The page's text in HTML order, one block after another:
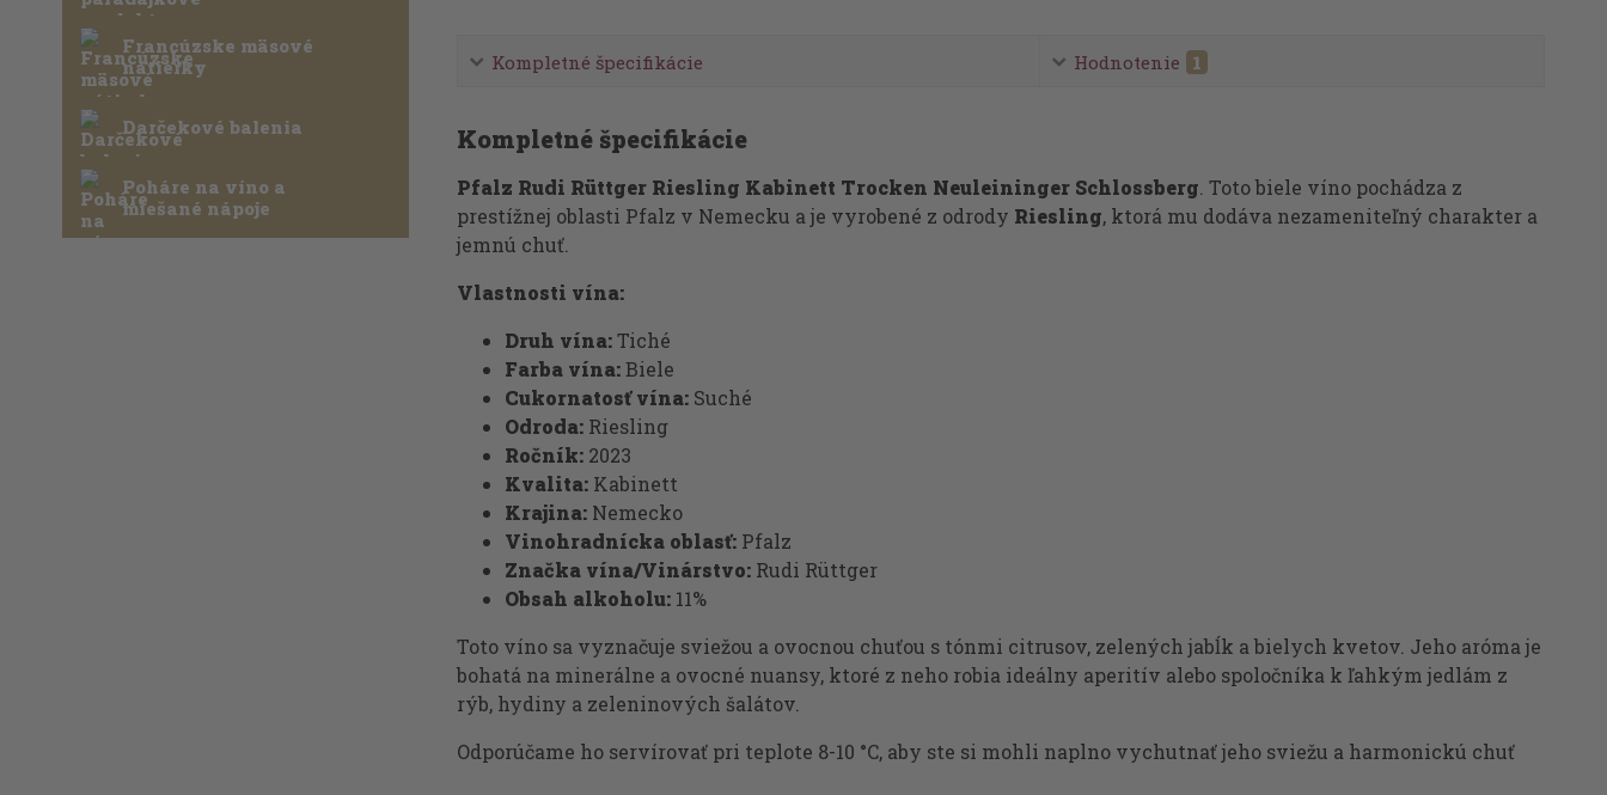
Francúzske mäsové
nátierky
Darčekové balenia
Poháre na víno a
miešané nápoje
Kompletné špecifikácie Hodnotenie 1
Kompletné špecifikácie
Pfalz Rudi Rüttger Riesling Kabinett Trocken Neuleininger Schlossberg . Toto biele víno pochádza z
prestížnej oblasti Pfalz v Nemecku a je vyrobené z odrody Riesling, ktorá mu dodáva nezameniteľný charakter a
jemnú chuť.
Vlastnosti vína:
Druh vína:Tiché
Farba vína:Biele
Cukornatosť vína:Suché
Odroda:Riesling
Ročník:2023
Kvalita:Kabinett
Krajina:Nemecko
Vinohradnícka oblasť:Pfalz
Značka vína/Vinárstvo:Rudi Rüttger
Obsah alkoholu:11%
Toto víno sa vyznačuje sviežou a ovocnou chuťou s tónmi citrusov, zelených jabĺk a bielych kvetov. Jeho aróma je
bohatá na minerálne a ovocné nuansy, ktoré z neho robia ideálny aperitív alebo spoločníka k ľahkým jedlám z
rýb, hydiny a zeleninových šalátov.
Odporúčame ho servírovať pri teplote 8-10 °C, aby ste si mohli naplno vychutnať jeho sviežu a harmonickú chuť